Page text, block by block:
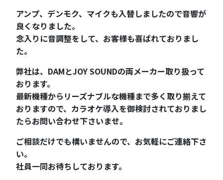
アンプ、デンモク、マイクも入替しましたので音響が
良くなりました。
念入りに音調整をして、お客様も喜ばれておりまし
た。
弊社は、DAMとJOY SOUNDの両メーカー取り扱って
おります。
最新機種からリーズナブルな機種まで多く取り揃えて
おりますので、カラオケ導入を御検討されておりまし
たらお問い合わせ下さいませ。
ご相談だけでも構いませんので、お気軽にご連絡下さ
い。
社員一同お待ちしております。